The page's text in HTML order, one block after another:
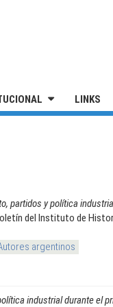
LINKS
partidos y política
del Instituto de
argentinos
industrial durante el